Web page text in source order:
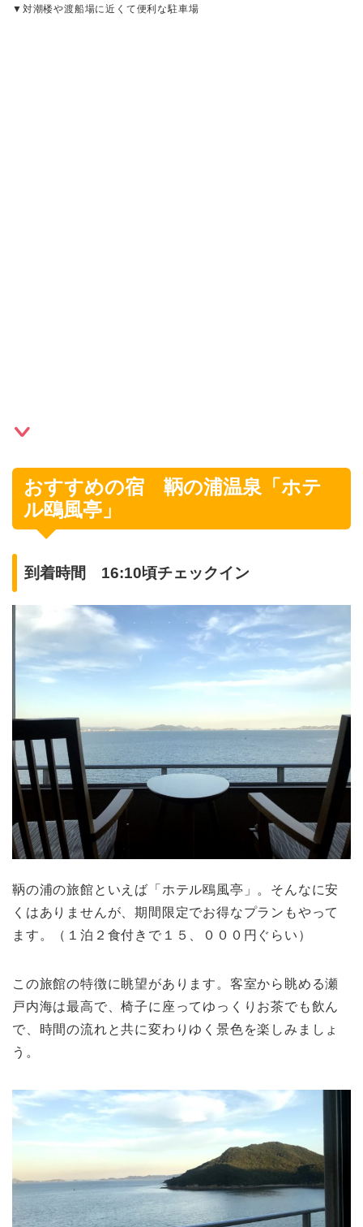
▼対潮楼や渡船場に近くて便利な駐車場
おすすめの宿 鞆の浦温泉「ホテ
ル鴎風亭」
到着時間 16:10頃チェックイン
鞆の浦の旅館といえば「ホテル鴎風亭」。そんなに安
くはありませんが、期間限定でお得なプランもやって
ます。（１泊２食付きで１５、０００円ぐらい）
この旅館の特徴に眺望があります。客室から眺める瀬
戸内海は最高で、椅子に座ってゆっくりお茶でも飲ん
で、時間の流れと共に変わりゆく景色を楽しみましょ
う。